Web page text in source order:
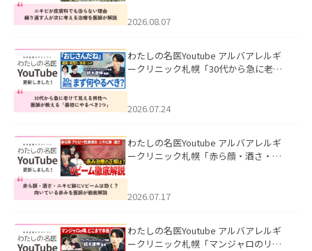
ました。
2026.08.07
わたしの名医Youtube アルバアレルギ
ークリニック札幌「30代から急に老け
た。
2026.07.24
わたしの名医Youtube アルバアレルギ
ークリニック札幌「赤ら顔・酒さ・ニ
した。
2026.07.17
わたしの名医Youtube アルバアレルギ
ークリニック札幌「マンジャロのリア